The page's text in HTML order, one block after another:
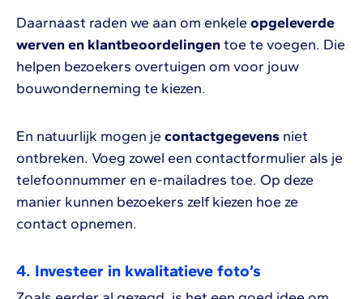
Daarnaast raden we aan om enkele opgeleverde
werven en klantbeoordelingentoe te voegen. Die
helpen bezoekers overtuigen om voor jouw
bouwonderneming te kiezen.
En natuurlijk mogen je contactgegevens niet
ontbreken. Voeg zowel een contactformulier als je
telefoonnummer en e-mailadres toe. Op deze
manier kunnen bezoekers zelf kiezen hoe ze
contact opnemen.
4. Investeer in kwalitatieve foto’s